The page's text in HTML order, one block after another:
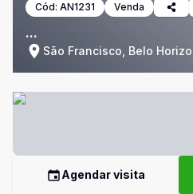
Cód: AN1231 Venda
...
São Francisco, Belo
Agendar visita